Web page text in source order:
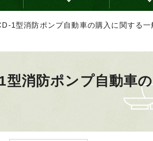
1型消防ポンプ自動車の購入に関する一
消防ポンプ自動車